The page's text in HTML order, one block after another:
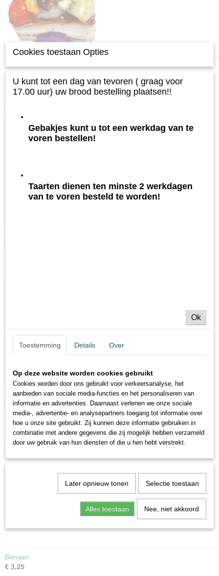
Tompouce
€ 3,25
Moorkop
€ 3,25
Banaan
€ 3,25
Cookies toestaan Opties
U kunt tot een dag van tevoren ( graag voor
17.00 uur) uw brood bestelling plaatsen!!
Gebakjes kunt u tot een werkdag van te
voren bestellen!
Taarten dienen ten minste 2 werkdagen
van te voren besteld te worden!
Ok
Toestemming Details Over
Op deze website worden cookies gebruikt
Cookies worden door ons gebruikt voor verkeersanalyse, het
aanbieden van sociale media-functies en het personaliseren van
informatie en advertenties. Daarnaast verlenen we onze sociale
media-, advertentie- en analysepartners toegang tot informatie over
hoe u onze site gebruikt. Zij kunnen deze informatie gebruiken in
combinatie met andere gegevens die zij mogelijk hebben verzameld
door uw gebruik van hun diensten of die u hen hebt verstrekt.
Later opnieuw tonen Selectie toestaan
Alles toestaan Nee, niet akkoord